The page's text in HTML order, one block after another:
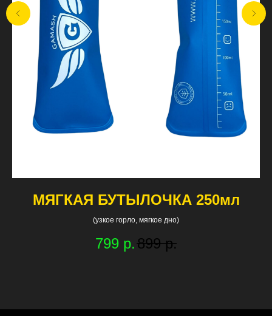
МЯГКАЯ БУТЫЛОЧКА 250мл
(узкое горло, мягкое дно)
799 р.899 р.